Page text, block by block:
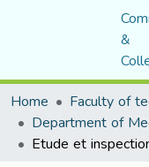
&
Home
Faculty of